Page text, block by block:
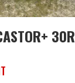
30R